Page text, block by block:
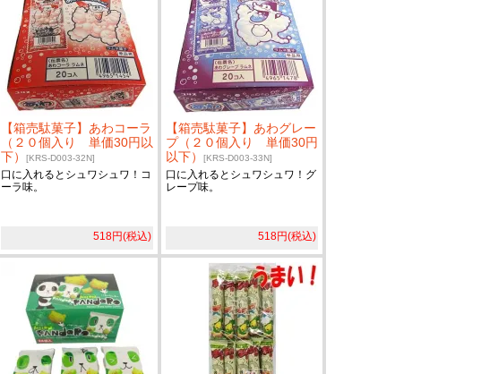
【箱売駄菓子】あわコーラ
（２０個入り 単価30円以
下）
[KRS-D003-32N]
口に入れるとシュワシュワ！コ
ーラ味。
518円(税込)
【箱売駄菓子】あわグレー
プ（２０個入り 単価30円
以下）
[KRS-D003-33N]
口に入れるとシュワシュワ！グ
レープ味。
518円(税込)